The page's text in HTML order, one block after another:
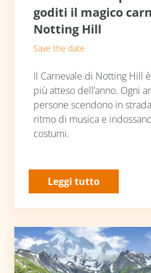
goditi il magico
Notting Hill
Save the date
Il Carnevale di Notting Hill
più atteso dell’anno. Ogni
persone scendono in
ritmo di musica e
costumi.
Leggi tutto